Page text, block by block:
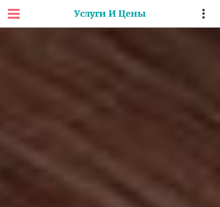
Услуги И Цены